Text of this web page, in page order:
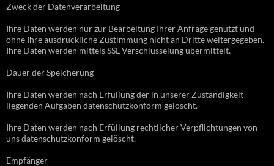
Zweck der Datenverarbeitung
Ihre Daten werden nur zur Bearbeitung Ihrer Anfrage genutzt und
ohne Ihre ausdrückliche Zustimmung nicht an Dritte weitergegeben.
Ihre Daten werden mittels SSL-Verschlüsselung übermittelt.
Dauer der Speicherung
Ihre Daten werden nach Erfüllung der in unserer Zuständigkeit
liegenden Aufgaben datenschutzkonform gelöscht.
Ihre Daten werden nach Erfüllung rechtlicher Verpflichtungen von
uns datenschutzkonform gelöscht.
Empfänger